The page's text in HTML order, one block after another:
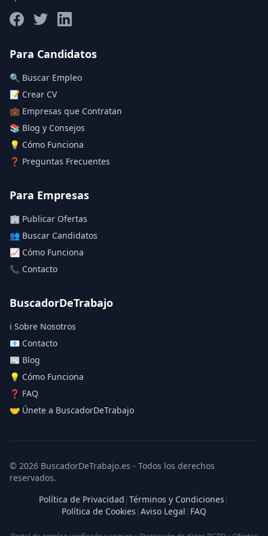
Deja vacío para "sin límite"
Aplicar filtros
Para Candidatos
🔍 Buscar Empleo
📝 Crear CV
💼 Empresas que Contratan
📚 Blog y Consejos
💡 Cómo Funciona
❓ Preguntas Frecuentes
Para Empresas
🏢 Publicar Ofertas
👥 Buscar Candidatos
📈 Cómo Funciona
📞 Contacto
BuscadorDeTrabajo
ℹ️ Sobre Nosotros
📧 Contacto
📰 Blog
💡 Cómo Funciona
❓ FAQ
🤝 Únete a BuscadorDeTrabajo
© 2026 BuscadorDeTrabajo.es - Todos los derechos
reservados.
Política de Privacidad | Términos y Condiciones |
Política de Cookies | Aviso Legal | FAQ